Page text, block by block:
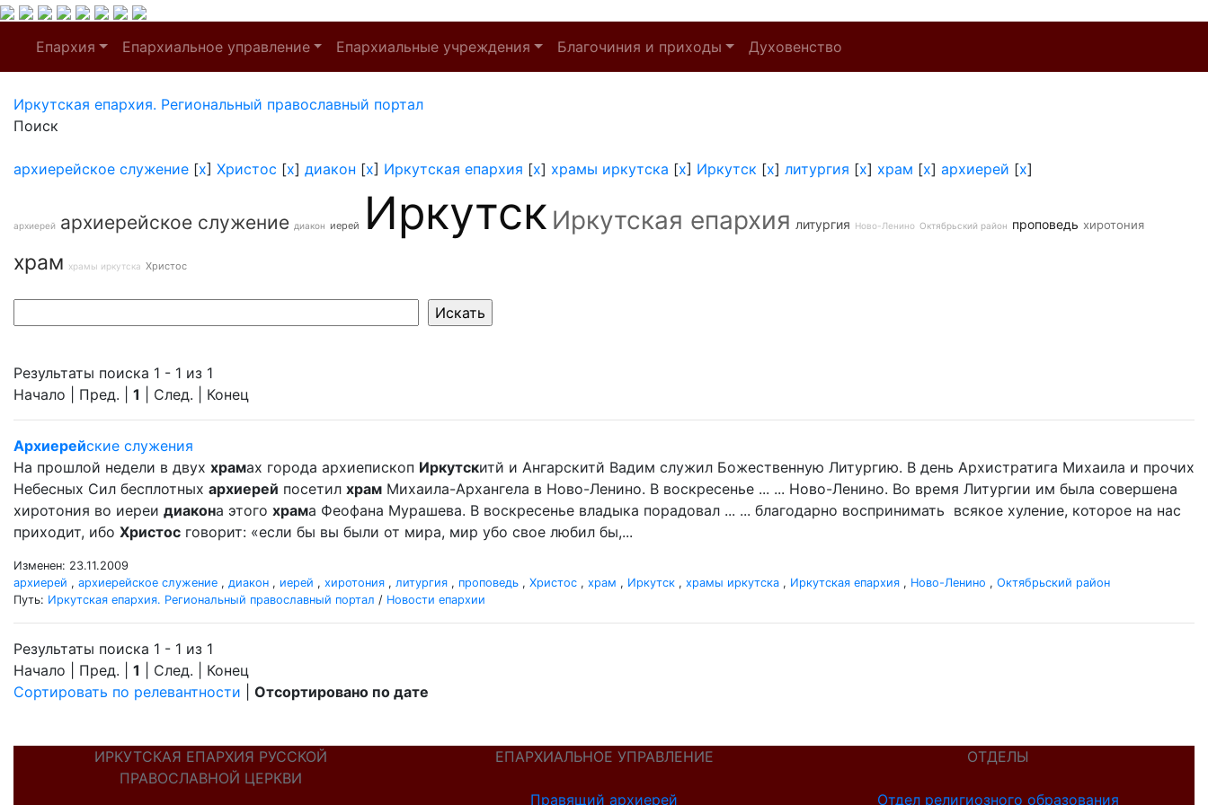
Епархия Епархиальное управление Епархиальные учреждения Благочиния и приходы Духовенство
Иркутская епархия. Региональный православный портал
Поиск
архиерейское служение [x] Христос [x] диакон [x] Иркутская епархия [x] храмы иркутска [x] Иркутск [x] литургия [x] храм [x] архиерей [x]
архиерей архиерейское служение диакон иерей Иркутск Иркутская епархия литургия Ново-Ленино Октябрьский район проповедь хиротония
храм храмы иркутска Христос
Результаты поиска 1 - 1 из 1
Начало | Пред. | 1 | След. | Конец
Архиерейские служения
На прошлой недели в двух храмах города архиепископ Иркутскитй и Ангарскитй Вадим служил Божественную Литургию. В день Архистратига Михаила и прочих
Небесных Сил бесплотных архиерей посетил храм Михаила-Архангела в Ново-Ленино. В воскресенье ... ... Ново-Ленино. Во время Литургии им была совершена
хиротония во иереи диакона этого храма Феофана Мурашева. В воскресенье владыка порадовал ... ... благодарно воспринимать всякое хуление, которое на нас
приходит, ибо Христос говорит: «если бы вы были от мира, мир убо свое любил бы,...
Изменен: 23.11.2009
архиерей , архиерейское служение , диакон , иерей , хиротония , литургия , проповедь , Христос , храм , Иркутск , храмы иркутска , Иркутская епархия , Ново-Ленино , Октябрьский район
Путь: Иркутская епархия. Региональный православный портал / Новости епархии
Результаты поиска 1 - 1 из 1
Начало | Пред. | 1 | След. | Конец
Сортировать по релевантности
Отсортировано по дате
ИРКУТСКАЯ ЕПАРХИЯ РУССКОЙ
ПРАВОСЛАВНОЙ ЦЕРКВИ
ЕПАРХИАЛЬНОЕ УПРАВЛЕНИЕ
Правящий архиерей
ОТДЕЛЫ
Отдел религиозного образования